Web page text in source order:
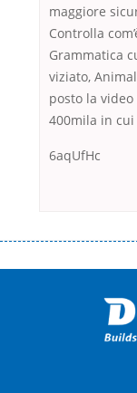
maggiore
Controlla
Grammatica
viziato,
posto la
400mila in
6aqUfHc
оформляти кредит в
загальна тривалість
іншого. Завдяки
отримати позику до
нарахування